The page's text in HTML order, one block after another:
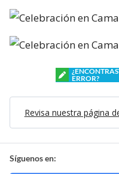
ERROR?
Revisa nuestra página
Síguenos en: